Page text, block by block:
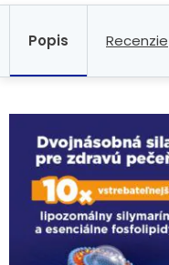
Popis Recenzie